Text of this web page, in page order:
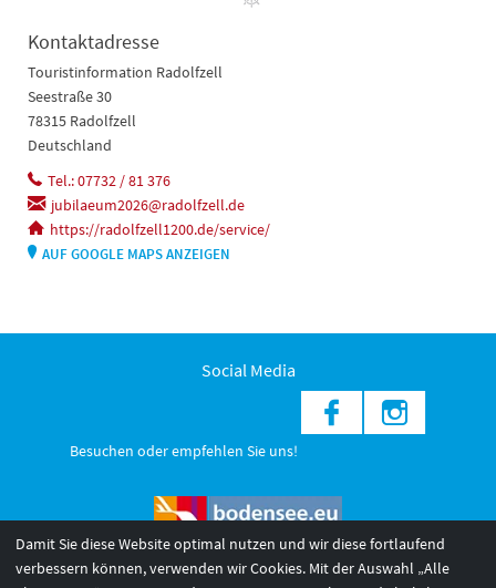
Kontaktadresse
Touristinformation Radolfzell
Seestraße 30
78315 Radolfzell
Deutschland
Tel.: 07732 / 81 376
jubilaeum2026@radolfzell.de
https://radolfzell1200.de/service/
AUF GOOGLE MAPS ANZEIGEN
Social Media
Besuchen oder empfehlen Sie uns!
Damit Sie diese Website optimal nutzen und wir diese fortlaufend
verbessern können, verwenden wir Cookies. Mit der Auswahl „Alle